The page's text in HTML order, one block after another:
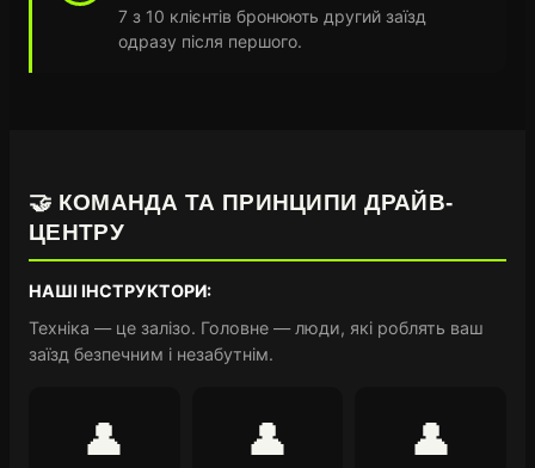
7 з 10 клієнтів бронюють другий заїзд
одразу після першого.
🤝 КОМАНДА ТА ПРИНЦИПИ ДРАЙВ-
ЦЕНТРУ
НАШІ ІНСТРУКТОРИ:
Техніка — це залізо. Головне — люди, які роблять ваш
заїзд безпечним і незабутнім.
👤 👤 👤